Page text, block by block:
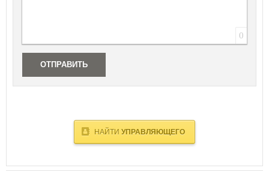
0
ОТПРАВИТЬ
НАЙТИ УПРАВЛЯЮЩЕГО